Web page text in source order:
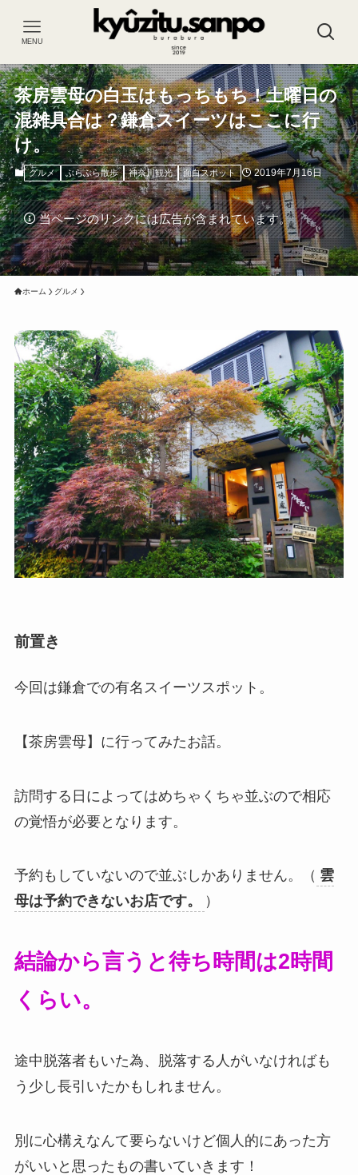
MENU
茶房雲母の白玉はもっちもち！土曜日の
混雑具合は？鎌倉スイーツはここに行
け。
グルメ ぶらぶら散歩 神奈川観光 面白スポット 2019年7月16日
当ページのリンクには広告が含まれています。
ホーム グルメ
前置き
今回は鎌倉での有名スイーツスポット。
【茶房雲母】に行ってみたお話。
訪問する日によってはめちゃくちゃ並ぶので相応
の覚悟が必要となります。
予約もしていないので並ぶしかありません。（ 雲
母は予約できないお店です。
）
結論から言うと待ち時間は2時間
くらい。
途中脱落者もいた為、脱落する人がいなければも
う少し長引いたかもしれません。
別に心構えなんて要らないけど個人的にあった方
がいいと思ったもの書いていきます！